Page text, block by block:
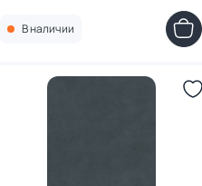
натуральный обрезной
В наличии